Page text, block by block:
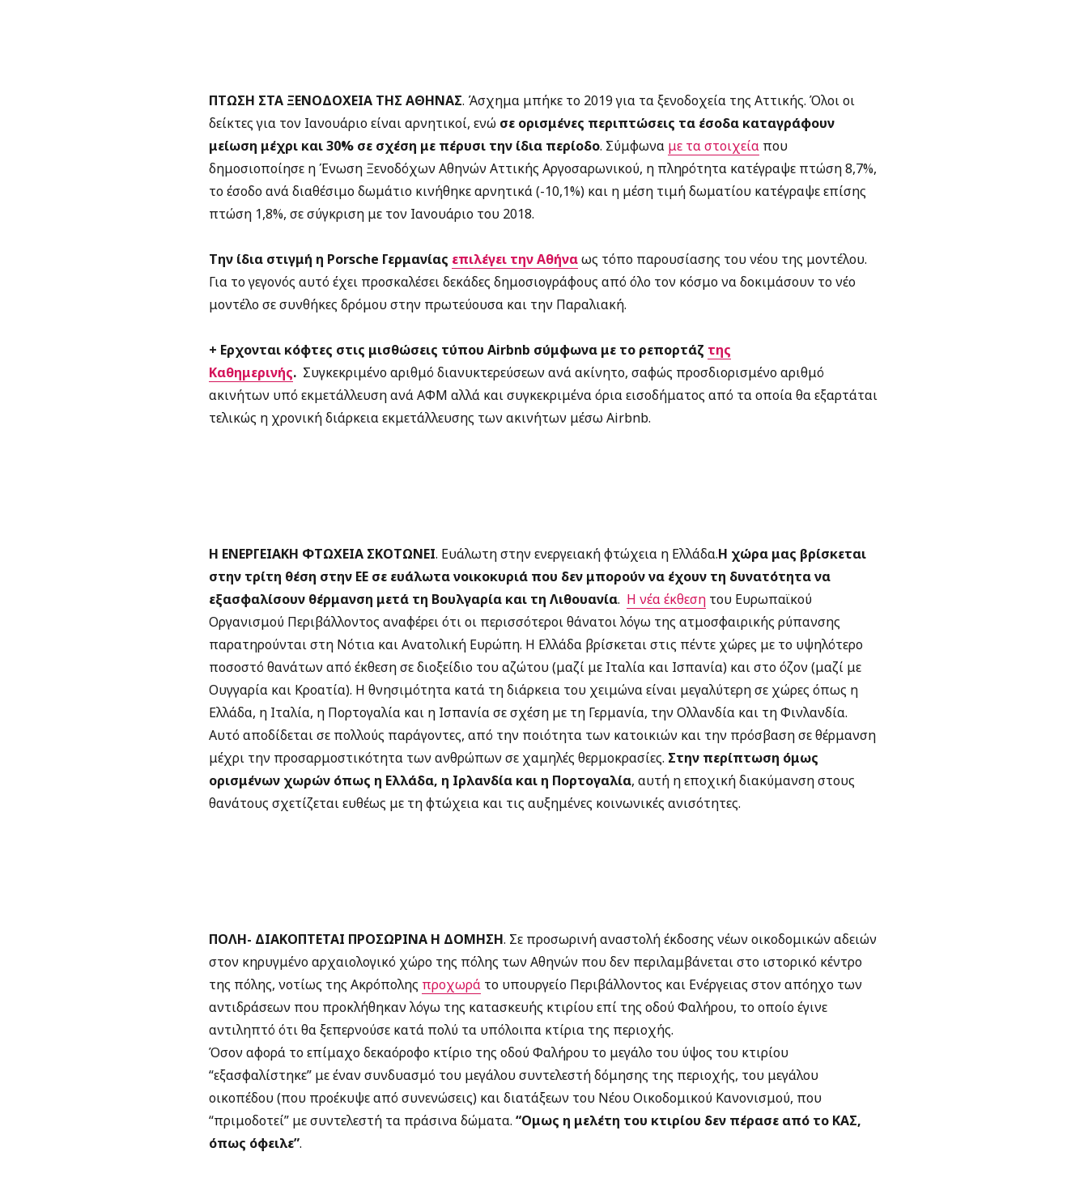
ΠΤΩΣΗ ΣΤΑ ΞΕΝΟΔΟΧΕΙΑ ΤΗΣ ΑΘΗΝΑΣ. Άσχημα μπήκε το 2019 για τα ξενοδοχεία της Αττικής. Όλοι οι
δείκτες για τον Ιανουάριο είναι αρνητικοί, ενώ σε ορισμένες περιπτώσεις τα έσοδα καταγράφουν
μείωση μέχρι και 30% σε σχέση με πέρυσι την ίδια περίοδο. Σύμφωνα με τα στοιχείαπου
δημοσιοποίησε η Ένωση Ξενοδόχων Αθηνών Αττικής Αργοσαρωνικού, η πληρότητα κατέγραψε πτώση 8,7%,
το έσοδο ανά διαθέσιμο δωμάτιο κινήθηκε αρνητικά (-10,1%) και η μέση τιμή δωματίου κατέγραψε επίσης
πτώση 1,8%, σε σύγκριση με τον Ιανουάριο του 2018.
Την ίδια στιγμή η Porsche Γερμανίας επιλέγει την Αθήναως τόπο παρουσίασης του νέου της μοντέλου.
Για το γεγονός αυτό έχει προσκαλέσει δεκάδες δημοσιογράφους από όλο τον κόσμο να δοκιμάσουν το νέο
μοντέλο σε συνθήκες δρόμου στην πρωτεύουσα και την Παραλιακή.
+ Ερχονται κόφτες στις μισθώσεις τύπου Airbnb σύμφωνα με το ρεπορτάζ της
Καθημερινής. Συγκεκριμένο αριθμό διανυκτερεύσεων ανά ακίνητο, σαφώς προσδιορισμένο αριθμό
ακινήτων υπό εκμετάλλευση ανά ΑΦΜ αλλά και συγκεκριμένα όρια εισοδήματος από τα οποία θα εξαρτάται
τελικώς η χρονική διάρκεια εκμετάλλευσης των ακινήτων μέσω Airbnb.
Η ΕΝΕΡΓΕΙΑΚΗ ΦΤΩΧΕΙΑ ΣΚΟΤΩΝΕΙ. Ευάλωτη στην ενεργειακή φτώχεια η Ελλάδα.Η χώρα μας βρίσκεται
στην τρίτη θέση στην ΕΕ σε ευάλωτα νοικοκυριά που δεν μπορούν να έχουν τη δυνατότητα να
εξασφαλίσουν θέρμανση μετά τη Βουλγαρία και τη Λιθουανία. Η νέα έκθεσητου Ευρωπαϊκού
Οργανισμού Περιβάλλοντος αναφέρει ότι οι περισσότεροι θάνατοι λόγω της ατμοσφαιρικής ρύπανσης
παρατηρούνται στη Νότια και Ανατολική Ευρώπη. Η Ελλάδα βρίσκεται στις πέντε χώρες με το υψηλότερο
ποσοστό θανάτων από έκθεση σε διοξείδιο του αζώτου (μαζί με Ιταλία και Ισπανία) και στο όζον (μαζί με
Ουγγαρία και Κροατία). Η θνησιμότητα κατά τη διάρκεια του χειμώνα είναι μεγαλύτερη σε χώρες όπως η
Ελλάδα, η Ιταλία, η Πορτογαλία και η Ισπανία σε σχέση με τη Γερμανία, την Ολλανδία και τη Φινλανδία.
Αυτό αποδίδεται σε πολλούς παράγοντες, από την ποιότητα των κατοικιών και την πρόσβαση σε θέρμανση
μέχρι την προσαρμοστικότητα των ανθρώπων σε χαμηλές θερμοκρασίες. Στην περίπτωση όμως
ορισμένων χωρών όπως η Ελλάδα, η Ιρλανδία και η Πορτογαλία, αυτή η εποχική διακύμανση στους
θανάτους σχετίζεται ευθέως με τη φτώχεια και τις αυξημένες κοινωνικές ανισότητες.
ΠΟΛΗ- ΔΙΑΚΟΠΤΕΤΑΙ ΠΡΟΣΩΡΙΝΑ Η ΔΟΜΗΣΗ. Σε προσωρινή αναστολή έκδοσης νέων οικοδομικών αδειών
στον κηρυγμένο αρχαιολογικό χώρο της πόλης των Αθηνών που δεν περιλαμβάνεται στο ιστορικό κέντρο
της πόλης, νοτίως της Ακρόπολης προχωράτο υπουργείο Περιβάλλοντος και Ενέργειας στον απόηχο των
αντιδράσεων που προκλήθηκαν λόγω της κατασκευής κτιρίου επί της οδού Φαλήρου, το οποίο έγινε
αντιληπτό ότι θα ξεπερνούσε κατά πολύ τα υπόλοιπα κτίρια της περιοχής.
Όσον αφορά το επίμαχο δεκαόροφο κτίριο της οδού Φαλήρου το μεγάλο του ύψος του κτιρίου
“εξασφαλίστηκε” με έναν συνδυασμό του μεγάλου συντελεστή δόμησης της περιοχής, του μεγάλου
οικοπέδου (που προέκυψε από συνενώσεις) και διατάξεων του Νέου Οικοδομικού Κανονισμού, που
“πριμοδοτεί” με συντελεστή τα πράσινα δώματα. “Ομως η μελέτη του κτιρίου δεν πέρασε από το ΚΑΣ,
όπως όφειλε”.